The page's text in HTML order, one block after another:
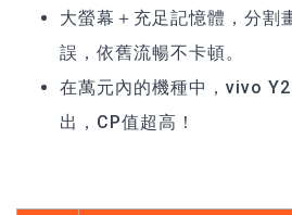
大螢幕＋充足記憶體，分割
誤，依舊流暢不卡頓。
在萬元內的機種中，vivo
出，CP值超高！